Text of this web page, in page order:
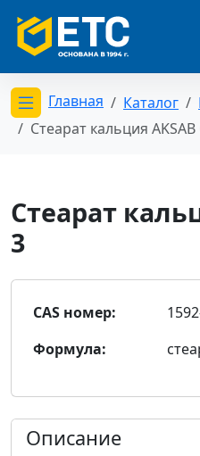
Открыть меню
Главная Каталог
Стеарат кальция AKSAB
Стеарат
3
CAS номер:
Формула:
Описание